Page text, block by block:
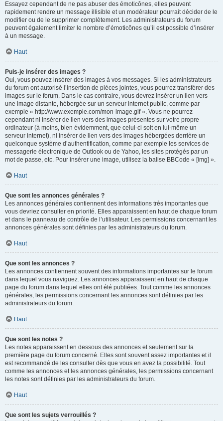
Essayez cependant de ne pas abuser des émoticônes, elles peuvent
rapidement rendre un message illisible et un modérateur pourrait décider de le
modifier ou de le supprimer complètement. Les administrateurs du forum
peuvent également limiter le nombre d’émoticônes qu’il est possible d’insérer
à un message.
Haut
Puis-je insérer des images ?
Oui, vous pouvez insérer des images à vos messages. Si les administrateurs
du forum ont autorisé l’insertion de pièces jointes, vous pourrez transférer des
images sur le forum. Dans le cas contraire, vous devrez insérer un lien vers
une image distante, hébergée sur un serveur internet public, comme par
exemple « http://www.exemple.com/mon-image.gif ». Vous ne pourrez
cependant ni insérer de lien vers des images présentes sur votre propre
ordinateur (à moins, bien évidemment, que celui-ci soit en lui-même un
serveur internet), ni insérer de lien vers des images hébergées derrière un
quelconque système d’authentification, comme par exemple les services de
messagerie électronique de Outlook ou de Yahoo, les sites protégés par un
mot de passe, etc. Pour insérer une image, utilisez la balise BBCode « [img] ».
Haut
Que sont les annonces générales ?
Les annonces générales contiennent des informations très importantes que
vous devriez consulter en priorité. Elles apparaissent en haut de chaque forum
et dans le panneau de contrôle de l’utilisateur. Les permissions concernant les
annonces générales sont définies par les administrateurs du forum.
Haut
Que sont les annonces ?
Les annonces contiennent souvent des informations importantes sur le forum
dans lequel vous naviguez. Les annonces apparaissent en haut de chaque
page du forum dans lequel elles ont été publiées. Tout comme les annonces
générales, les permissions concernant les annonces sont définies par les
administrateurs du forum.
Haut
Que sont les notes ?
Les notes apparaissent en dessous des annonces et seulement sur la
première page du forum concerné. Elles sont souvent assez importantes et il
est recommandé de les consulter dès que vous en avez la possibilité. Tout
comme les annonces et les annonces générales, les permissions concernant
les notes sont définies par les administrateurs du forum.
Haut
Que sont les sujets verrouillés ?